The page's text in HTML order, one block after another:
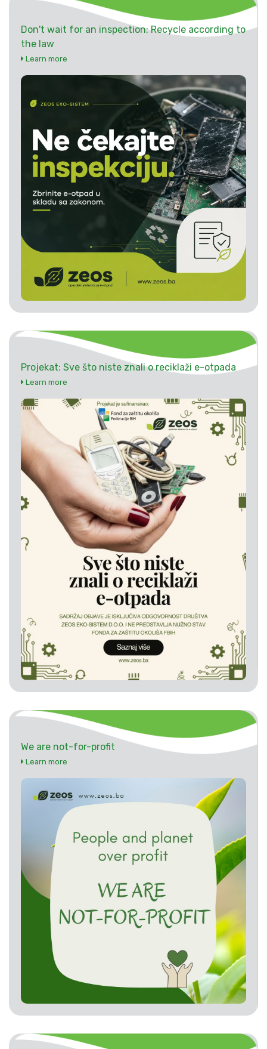
Don't wait for an inspection: Recycle according to
the law
Learn more
Projekat: Sve što niste znali o reciklaži e-otpada
Learn more
We are not-for-profit
Learn more